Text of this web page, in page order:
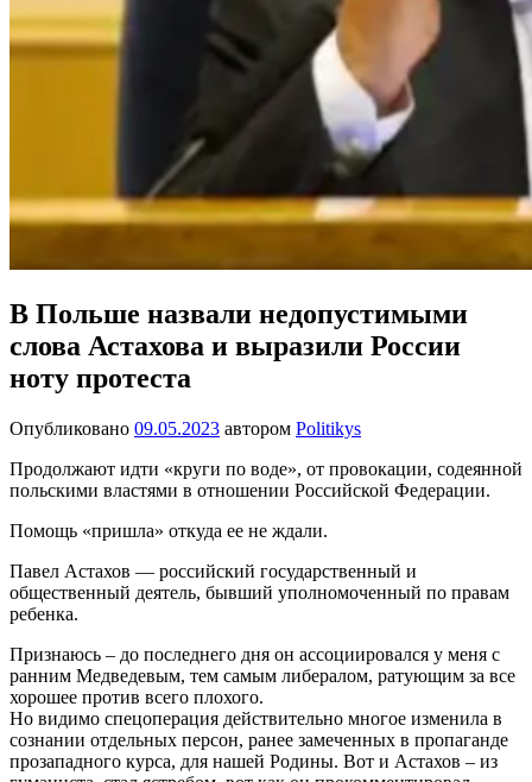
В Польше назвали недопустимыми
слова Астахова и выразили России
ноту протеста
Опубликовано 09.05.2023 автором Politikys
Продолжают идти «круги по воде», от провокации, содеянной
польскими властями в отношении Российской Федерации.
Помощь «пришла» откуда ее не ждали.
Павел Астахов — российский государственный и
общественный деятель, бывший уполномоченный по правам
ребенка.
Признаюсь – до последнего дня он ассоциировался у меня с
ранним Медведевым, тем самым либералом, ратующим за все
хорошее против всего плохого.
Но видимо спецоперация действительно многое изменила в
сознании отдельных персон, ранее замеченных в пропаганде
прозападного курса, для нашей Родины. Вот и Астахов – из